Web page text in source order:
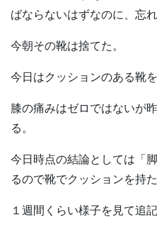
ばならないはずなのに、忘れ
今朝その靴は捨てた。
今日はクッションのある靴
膝の痛みはゼロではないが
る。
今日時点の結論としては「
るので靴でクッションを持
１週間くらい様子を見て追